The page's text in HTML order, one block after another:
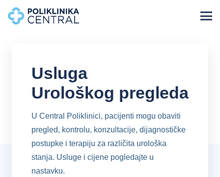
Usluga
Urološkog pregleda
U Central Poliklinici, pacijenti mogu obaviti
pregled, kontrolu, konzultacije, dijagnostičke
postupke i terapiju za različita urološka
stanja. Usluge i cijene pogledajte u
nastavku.